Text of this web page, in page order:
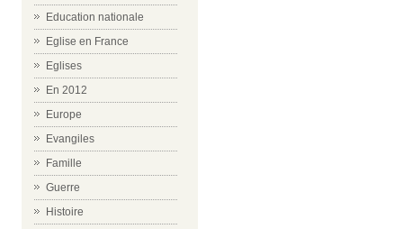
Education nationale
Eglise en France
Eglises
En 2012
Europe
Evangiles
Famille
Guerre
Histoire